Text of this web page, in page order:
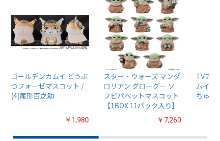
ゴールデンカムイ どうぶ
つフォーゼマスコット /
(4)尾形百之助
￥1,980
スター・ウォーズ マンダ
ロリアン グローグー ソ
フビパペットマスコット
【1BOX 11パック入り】
￥7,260
TVア
ムイ』
ちゅる